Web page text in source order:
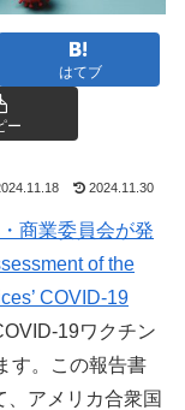
はてブ
ー
2024.11.30
商業委員会が発
of the
COVID-19
19ワクチン
す。この報告書
アメリカ合衆国